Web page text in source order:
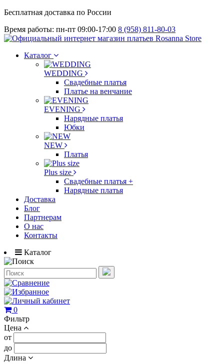
Бесплатная доставка по России
Время работы: пн-пт 09:00-17:00 8 (958) 811-80-03
Каталог
WEDDING
Свадебные платья
Платье на венчание
EVENING
Нарядные платья
Юбки
NEW
Платья
Plus size
Свадебные платья +
Нарядные платья
Доставка
Блог
Партнерам
О нас
Контакты
Каталог
0
Фильтр
Цена
от
до
Длина